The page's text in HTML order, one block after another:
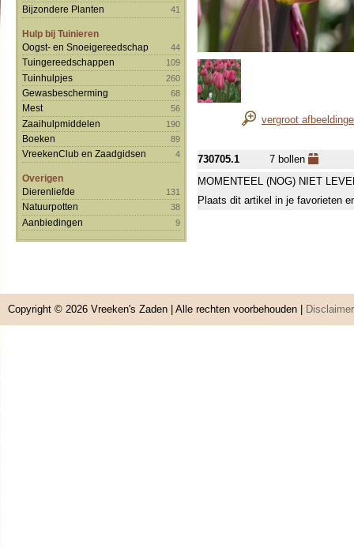
Bijzondere Planten 41
Hulp bij Tuinieren
Oogst- en Snoeigereedschap
44
Tuingereedschappen 109
Tuinhulpjes 260
Gewasbescherming 68
Mest 56
Zaaihulpmiddelen 190
Boeken 89
VreekenClub en Zaadgidsen 4
Overigen
Dierenliefde
131
Natuurpotten 38
Aanbiedingen 9
vergroot
730705.1
7 bollen
MOMENTEEL (NOG) NIET
Plaats dit artikel in je favorieten
Copyright © 2026 Vreeken's Zaden | Alle rechten voorbehouden | Disclaimer